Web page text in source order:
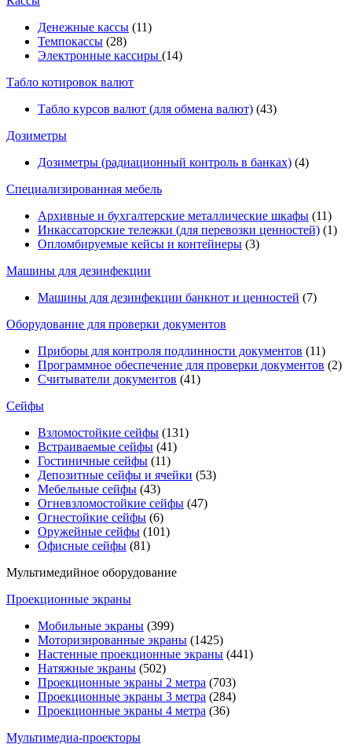
Денежные кассы (11)
Темпокассы (28)
Электронные кассиры (14)
Табло котировок валют
Табло курсов валют (для обмена валют) (43)
Дозиметры
Дозиметры (радиационный контроль в банках) (4)
Специализированная мебель
Архивные и бухгалтерские металлические шкафы (11)
Инкассаторские тележки (для перевозки ценностей) (1)
Опломбируемые кейсы и контейнеры (3)
Машины для дезинфекции
Машины для дезинфекции банкнот и ценностей (7)
Оборудование для проверки документов
Приборы для контроля подлинности документов (11)
Программное обеспечение для проверки документов (2)
Считыватели документов (41)
Сейфы
Взломостойкие сейфы (131)
Встраиваемые сейфы (41)
Гостиничные сейфы (11)
Депозитные сейфы и ячейки (53)
Мебельные сейфы (43)
Огневзломостойкие сейфы (47)
Огнестойкие сейфы (6)
Оружейные сейфы (101)
Офисные сейфы (81)
Мультимедийное оборудование
Проекционные экраны
Мобильные экраны (399)
Моторизированные экраны (1425)
Настенные проекционные экраны (441)
Натяжные экраны (502)
Проекционные экраны 2 метра (703)
Проекционные экраны 3 метра (284)
Проекционные экраны 4 метра (36)
Мультимедиa-проекторы